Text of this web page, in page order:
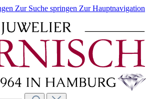
Zur Suche springen Zur Hauptnavigation